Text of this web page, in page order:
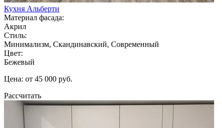
Кухня Альберти
Материал фасада:
Акрил
Стиль:
Минимализм, Скандинавский, Современный
Цвет:
Бежевый
Цена: от 45 000 руб.
Рассчитать